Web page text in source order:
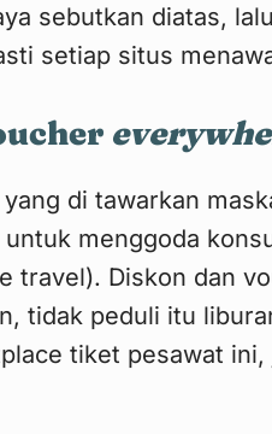
sebutkan diatas,
setiap situs
di tawarkan
menggoda
travel). Diskon dan
tidak peduli itu
tiket pesawat